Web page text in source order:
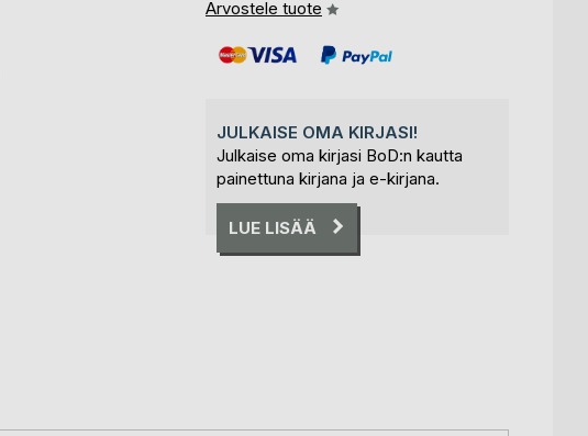
Arvostele tuote
JULKAISE OMA KIRJASI!
Julkaise oma kirjasi BoD:n kautta
painettuna kirjana ja e-kirjana.
LUE LISÄÄ